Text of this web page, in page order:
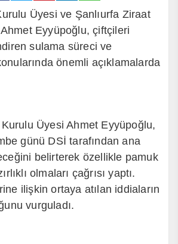
Üyesi ve Şanlıurfa Ziraat
Ahmet Eyyüpoğlu, çiftçileri
sulama süreci ve
önemli açıklamalarda
Üyesi Ahmet Eyyüpoğlu,
günü DSİ tarafından ana
belirterek özellikle pamuk
olmaları çağrısı yaptı.
ilişkin ortaya atılan iddiaların
vurguladı.